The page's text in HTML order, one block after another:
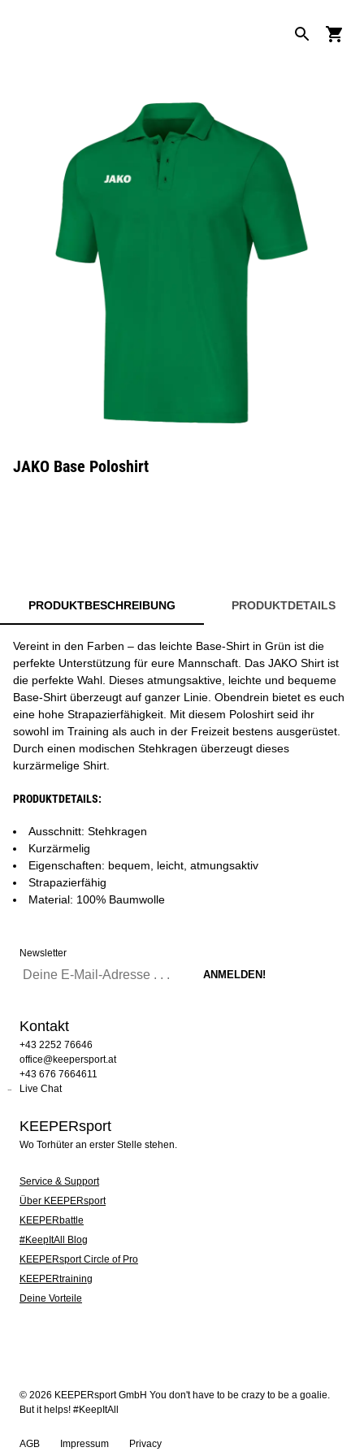
JAKO Base Poloshirt
PRODUKTBESCHREIBUNG PRODUKTDETAILS
Vereint in den Farben – das leichte Base-Shirt in Grün ist die
perfekte Unterstützung für eure Mannschaft. Das JAKO Shirt ist
die perfekte Wahl. Dieses atmungsaktive, leichte und bequeme
Base-Shirt überzeugt auf ganzer Linie. Obendrein bietet es euch
eine hohe Strapazierfähigkeit. Mit diesem Poloshirt seid ihr
sowohl im Training als auch in der Freizeit bestens ausgerüstet.
Durch einen modischen Stehkragen überzeugt dieses
kurzärmelige Shirt.
PRODUKTDETAILS:
Ausschnitt: Stehkragen
Kurzärmelig
Eigenschaften: bequem, leicht, atmungsaktiv
Strapazierfähig
Material: 100% Baumwolle
Newsletter
Kontakt
+43 2252 76646
office@keepersport.at
+43 676 7664611
Live Chat
KEEPERsport
Wo Torhüter an erster Stelle stehen.
Service & Support
Über KEEPERsport
KEEPERbattle
#KeepItAll Blog
KEEPERsport Circle of Pro
KEEPERtraining
Deine Vorteile
© 2026 KEEPERsport GmbH You don't have to be crazy to be a goalie.
But it helps! #KeepItAll
AGB Impressum Privacy